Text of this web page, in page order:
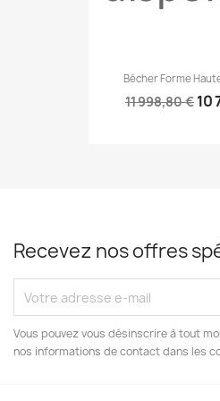
Bécher Forme
11 998,80 € 10
Recevez nos offres
Vous pouvez vous désinscrire à tout
nos informations de contact dans les